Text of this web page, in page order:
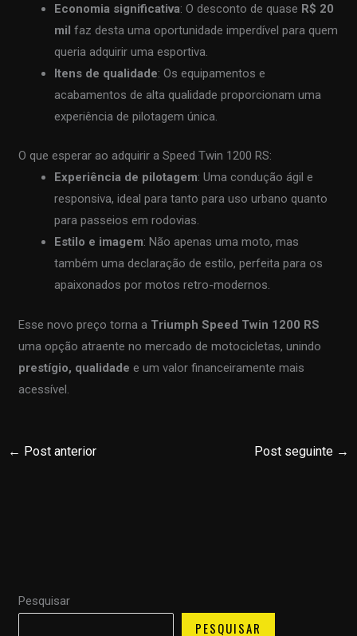
Economia significativa: O desconto de quase R$ 20
mil faz desta uma oportunidade imperdível para quem
queria adquirir uma esportiva.
Itens de qualidade: Os equipamentos e
acabamentos de alta qualidade proporcionam uma
experiência de pilotagem única.
O que esperar ao adquirir a Speed Twin 1200 RS:
Experiência de pilotagem: Uma condução ágil e
responsiva, ideal para tanto para uso urbano quanto
para passeios em rodovias.
Estilo e imagem: Não apenas uma moto, mas
também uma declaração de estilo, perfeita para os
apaixonados por motos retro-modernos.
Esse novo preço torna a Triumph Speed Twin 1200 RS
uma opção atraente no mercado de motocicletas, unindo
prestígio, qualidade e um valor financeiramente mais
acessível.
← Post anterior Post seguinte →
Pesquisar
PESQUISAR